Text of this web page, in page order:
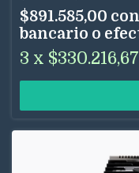
$891.585,00 con
bancario o
3 x $330.216,67